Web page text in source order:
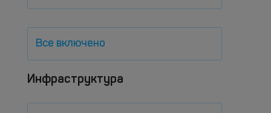
Все включено
Инфраструктура